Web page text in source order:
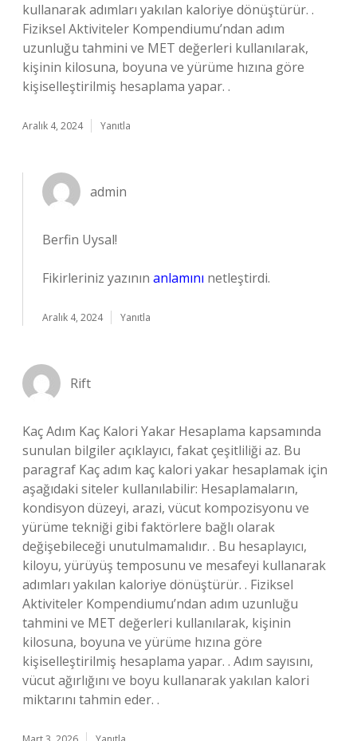
kullanarak adımları yakılan kaloriye dönüştürür. .
Fiziksel Aktiviteler Kompendiumu’ndan adım
uzunluğu tahmini ve MET değerleri kullanılarak,
kişinin kilosuna, boyuna ve yürüme hızına göre
kişiselleştirilmiş hesaplama yapar. .
Aralık 4, 2024 Yanıtla
admin
Berfin Uysal!
Fikirleriniz yazının anlamını netleştirdi.
Aralık 4, 2024 Yanıtla
Rift
Kaç Adım Kaç Kalori Yakar Hesaplama kapsamında
sunulan bilgiler açıklayıcı, fakat çeşitliliği az. Bu
paragraf Kaç adım kaç kalori yakar hesaplamak için
aşağıdaki siteler kullanılabilir: Hesaplamaların,
kondisyon düzeyi, arazi, vücut kompozisyonu ve
yürüme tekniği gibi faktörlere bağlı olarak
değişebileceği unutulmamalıdır. . Bu hesaplayıcı,
kiloyu, yürüyüş temposunu ve mesafeyi kullanarak
adımları yakılan kaloriye dönüştürür. . Fiziksel
Aktiviteler Kompendiumu’ndan adım uzunluğu
tahmini ve MET değerleri kullanılarak, kişinin
kilosuna, boyuna ve yürüme hızına göre
kişiselleştirilmiş hesaplama yapar. . Adım sayısını,
vücut ağırlığını ve boyu kullanarak yakılan kalori
miktarını tahmin eder. .